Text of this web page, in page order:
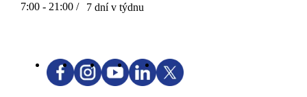
7:00 - 21:00 / 7 dní v týdnu